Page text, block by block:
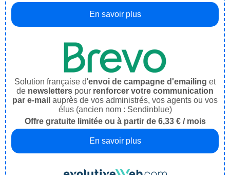
En savoir plus
Solution française d'envoi de campagne d'emailing et
de newsletters pour renforcer votre communication
par e-mail auprès de vos administrés, vos agents ou vos
élus (ancien nom : Sendinblue)
Offre gratuite limitée ou à partir de 6,33 € / mois
En savoir plus